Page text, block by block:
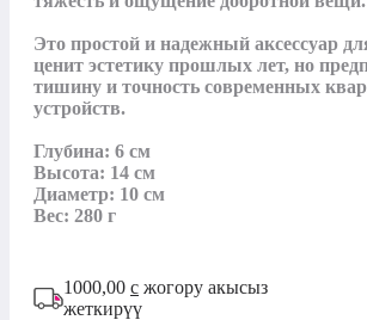
Это простой и надежный аксессуар
ценит эстетику прошлых лет, но
тишину и точность современных
устройств.
Глубина: 6 см
Высота: 14 см
Диаметр: 10 см
Вес: 280 г
1000,00 с жогору акысыз
жеткирүү